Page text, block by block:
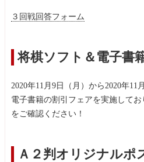
３回戦回答フォーム
将棋ソフト＆電子書
2020年11月9日（月）から2020年11
電子書籍の割引フェアを実施して
をご確認ください！
Ａ２判オリジナルポ